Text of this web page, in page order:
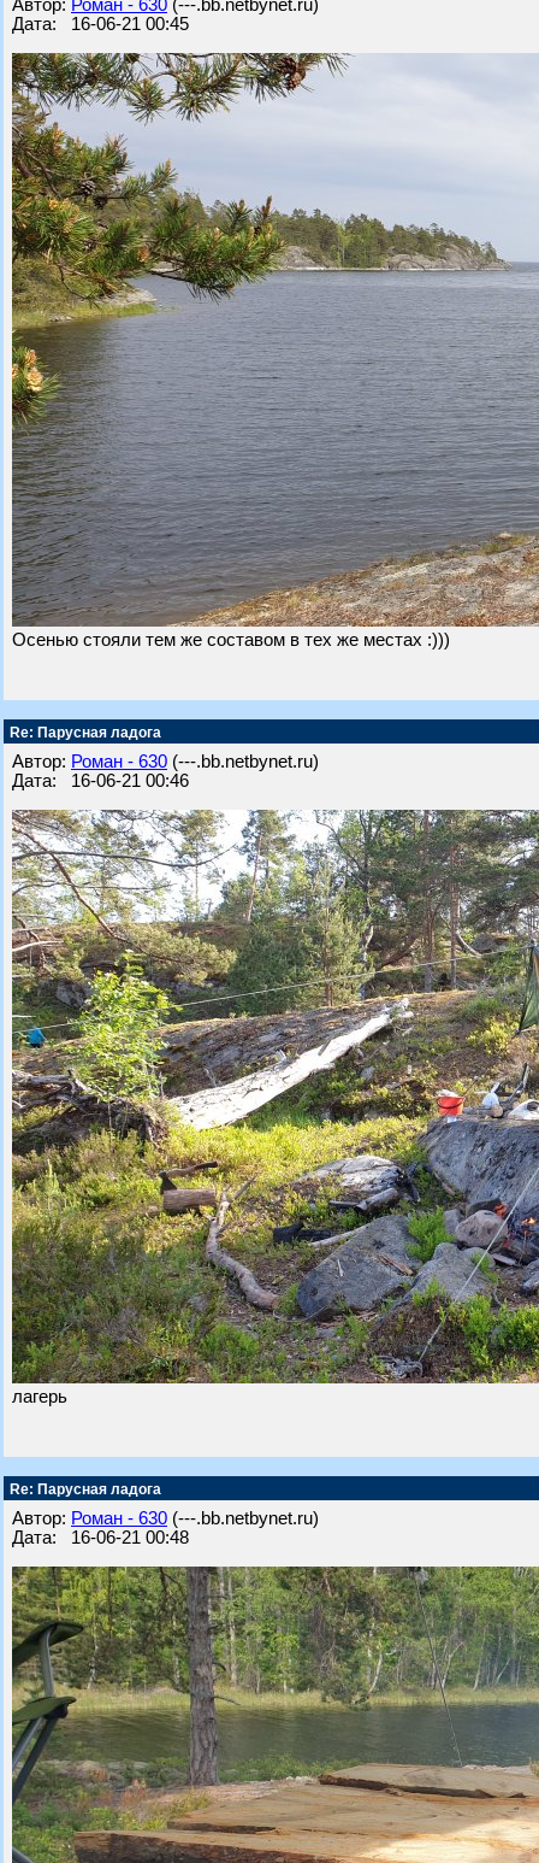
Автор: Роман - 630 (---.bb.netbynet.ru)
Дата: 16-06-21 00:45
Осенью стояли тем же составом в тех же местах :)))
Re: Парусная ладога
Автор: Роман - 630 (---.bb.netbynet.ru)
Дата: 16-06-21 00:46
лагерь
Re: Парусная ладога
Автор: Роман - 630 (---.bb.netbynet.ru)
Дата: 16-06-21 00:48